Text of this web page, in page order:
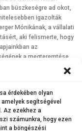
érdekében olyan
segítségével
Az ezekhez a
számunkra, hogy ezen
a böngészési
büszkeségre ad okot,
igazolták
Mónikának, a vállalati
aki felismerte, hogy
az
a megteremtése.
lényegesebb.
ugyanis
sajátítanák el azt az